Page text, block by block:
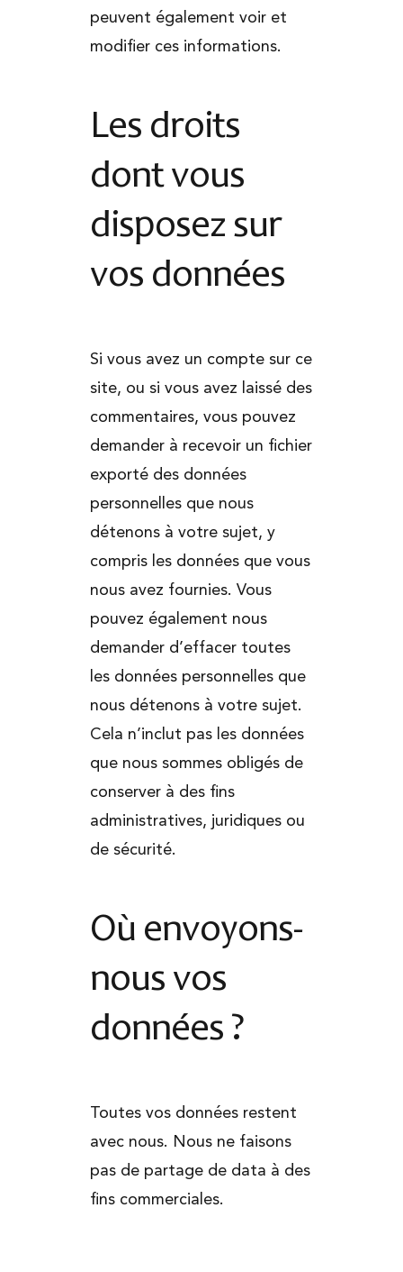
peuvent également voir et
modifier ces informations.
Les droits
dont vous
disposez sur
vos données
Si vous avez un compte sur ce
site, ou si vous avez laissé des
commentaires, vous pouvez
demander à recevoir un fichier
exporté des données
personnelles que nous
détenons à votre sujet, y
compris les données que vous
nous avez fournies. Vous
pouvez également nous
demander d’effacer toutes
les données personnelles que
nous détenons à votre sujet.
Cela n’inclut pas les données
que nous sommes obligés de
conserver à des fins
administratives, juridiques ou
de sécurité.
Où envoyons-
nous vos
données ?
Toutes vos données restent
avec nous. Nous ne faisons
pas de partage de data à des
fins commerciales.